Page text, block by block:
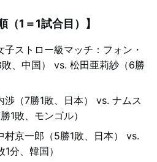
（1＝1試合目）】
ストロー級マッチ：フォン・
、中国） vs. 松田亜莉紗（6勝
渉（7勝1敗、日本） vs. ナムス
1敗、モンゴル）
村京一郎（5勝1敗、日本） vs.
分、韓国）